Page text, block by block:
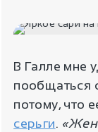
В Галле мне
пообщаться
потому, что
серьги.